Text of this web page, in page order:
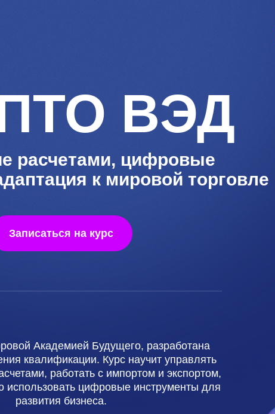
расчетами, цифровые
к мировой торговле
ВЭД
Записаться на курс
Академией Будущего, разработана
квалификации. Курс научит управлять
работать с импортом и экспортом,
использовать цифровые инструменты для
развития бизнеса.